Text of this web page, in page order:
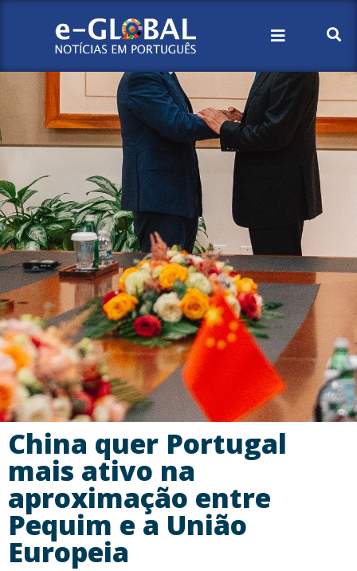
China quer Portugal
mais ativo na
aproximação entre
Pequim e a União
Europeia